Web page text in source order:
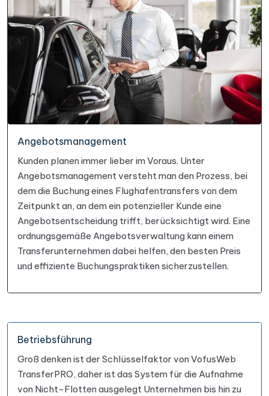
Angebotsmanagement
Kunden planen immer lieber im Voraus. Unter
Angebotsmanagement versteht man den Prozess, bei
dem die Buchung eines Flughafentransfers von dem
Zeitpunkt an, an dem ein potenzieller Kunde eine
Angebotsentscheidung trifft, berücksichtigt wird. Eine
ordnungsgemäße Angebotsverwaltung kann einem
Transferunternehmen dabei helfen, den besten Preis
und effiziente Buchungspraktiken sicherzustellen.
Betriebsführung
Groß denken ist der Schlüsselfaktor von VofusWeb
TransferPRO, daher ist das System für die Aufnahme
von Nicht-Flotten ausgelegt Unternehmen bis hin zu